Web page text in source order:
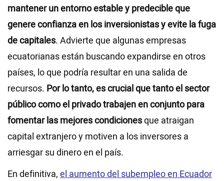
mantener un entorno estable y predecible que
genere confianza en los inversionistas y evite la fuga
de capitales. Advierte que algunas empresas
ecuatorianas están buscando expandirse en otros
países, lo que podría resultar en una salida de
recursos. Por lo tanto, es crucial que tanto el sector
público como el privado trabajen en conjunto para
fomentar las mejores condicionesque atraigan
capital extranjero y motiven a los inversores a
arriesgar su dinero en el país.
En definitiva, el aumento del subempleo en Ecuador